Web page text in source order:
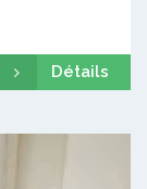
Détails